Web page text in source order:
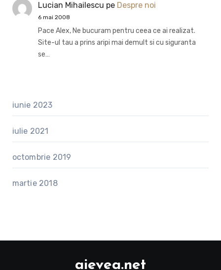
Lucian Mihailescu pe Despre noi
6 mai 2008
Pace Alex, Ne bucuram pentru ceea ce ai realizat.
Site-ul tau a prins aripi mai demult si cu siguranta
se…
iunie 2023
iulie 2021
octombrie 2019
martie 2018
aievea.net